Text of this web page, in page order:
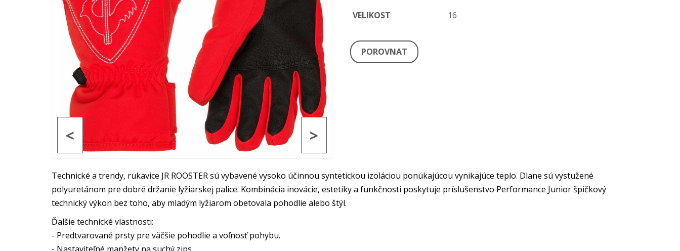
>
<
VELIKOST 16
POROVNAT
Technické a trendy, rukavice JR ROOSTER sú vybavené vysoko účinnou syntetickou izoláciou ponúkajúcou vynikajúce teplo. Dlane sú vystužené
polyuretánom pre dobré držanie lyžiarskej palice. Kombinácia inovácie, estetiky a funkčnosti poskytuje príslušenstvo Performance Junior špičkový
technický výkon bez toho, aby mladým lyžiarom obetovala pohodlie alebo štýl.
Ďalšie technické vlastnosti:
- Predtvarované prsty pre väčšie pohodlie a voľnosť pohybu.